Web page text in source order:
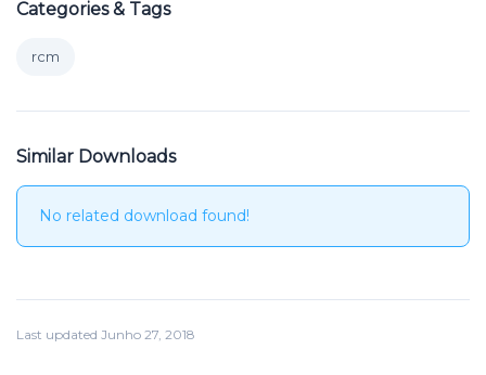
Categories & Tags
rcm
Similar Downloads
No related download found!
Last updated Junho 27, 2018